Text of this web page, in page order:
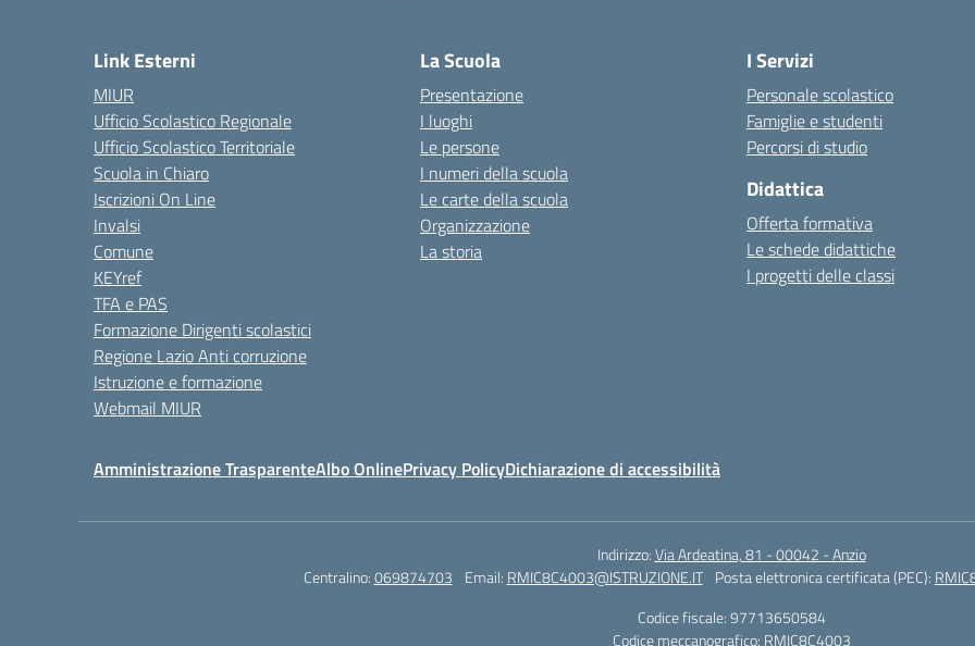
Link Esterni
MIUR
Ufficio Scolastico Regionale
Ufficio Scolastico Territoriale
Scuola in Chiaro
Iscrizioni On Line
Invalsi
Comune
KEYref
TFA e PAS
Formazione Dirigenti scolastici
Regione Lazio Anti corruzione
Istruzione e formazione
Webmail MIUR
La Scuola
Presentazione
I luoghi
Le persone
I numeri della scuola
Le carte della scuola
Organizzazione
La storia
I Servizi
Personale scolastico
Famiglie e studenti
Percorsi di studio
Didattica
Offerta formativa
Le schede didattiche
I progetti delle classi
Amministrazione TrasparenteAlbo OnlinePrivacy PolicyDichiarazione di accessibilità
Indirizzo:Via Ardeatina, 81 - 00042 - Anzio
Centralino:069874703 Email: RMIC8C4003@ISTRUZIONE.IT Posta elettronica certificata (PEC):
Codice fiscale: 97713650584
Codice meccanografico: RMIC8C4003